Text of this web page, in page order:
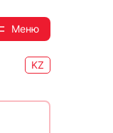
Меню
KZ